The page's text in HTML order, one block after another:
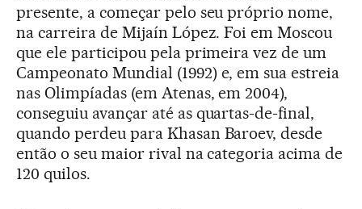
presente, a começar pelo seu próprio nome,
na carreira de Mijaín López. Foi em Moscou
que ele participou pela primeira vez de um
Campeonato Mundial (1992) e, em sua estreia
nas Olimpíadas (em Atenas, em 2004),
conseguiu avançar até as quartas-de-final,
quando perdeu para Khasan Baroev, desde
então o seu maior rival na categoria acima de
120 quilos.